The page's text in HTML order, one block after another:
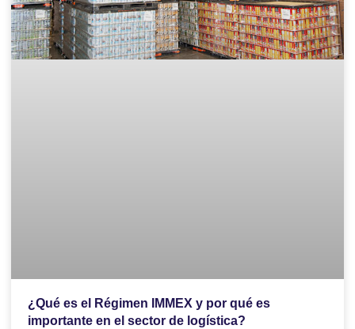
¿Qué es el Régimen IMMEX y por qué es
importante en el sector de logística?